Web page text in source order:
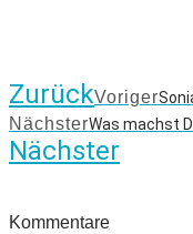
ZurückVoriger
NächsterWas machst
Nächster
Kommentare